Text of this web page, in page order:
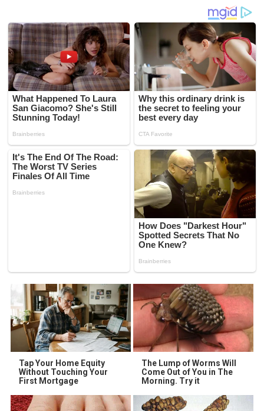
Tap Your Home Equity
Without Touching Your
First Mortgage
The Lump of Worms Will
Come Out of You in The
Morning. Try it